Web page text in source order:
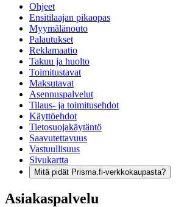
Ohjeet
Ensitilaajan pikaopas
Myymälänouto
Palautukset
Reklamaatio
Takuu ja huolto
Toimitustavat
Maksutavat
Asennuspalvelut
Tilaus- ja toimitusehdot
Käyttöehdot
Tietosuojakäytäntö
Saavutettavuus
Vastuullisuus
Sivukartta
Mitä pidät Prisma.fi-verkkokaupasta?
Asiakaspalvelu